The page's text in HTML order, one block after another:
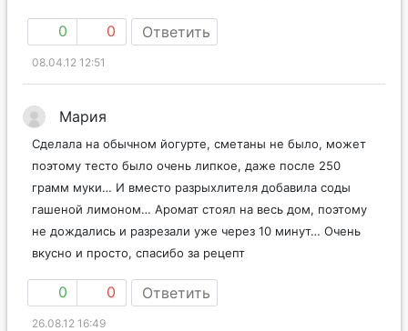
0 0 Ответить
08.04.12 12:51
Мария
Сделала на обычном йогурте, сметаны не было, может
поэтому тесто было очень липкое, даже после 250
грамм муки… И вместо разрыхлителя добавила соды
гашеной лимоном… Аромат стоял на весь дом, поэтому
не дождались и разрезали уже через 10 минут… Очень
вкусно и просто, спасибо за рецепт
0 0 Ответить
26.08.12 16:49